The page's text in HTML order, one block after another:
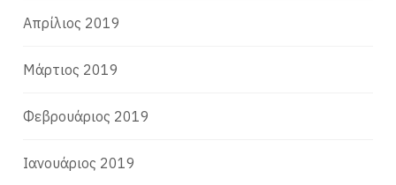
Απρίλιος 2019
Μάρτιος 2019
Φεβρουάριος 2019
Ιανουάριος 2019